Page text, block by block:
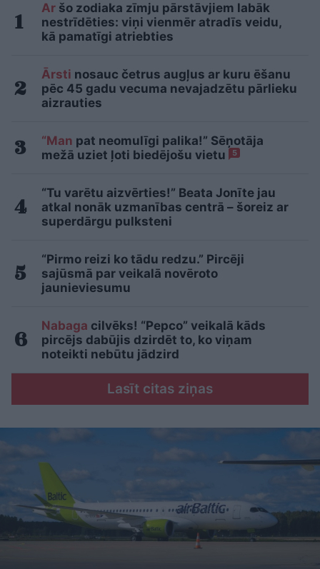
Ar šo zodiaka zīmju pārstāvjiem labāk
nestrīdēties: viņi vienmēr atradīs veidu,
kā pamatīgi atriebties
Ārsti nosauc četrus augļus ar kuru ēšanu
pēc 45 gadu vecuma nevajadzētu pārlieku
aizrauties
“Man pat neomulīgi palika!” Sēņotāja
mežā uziet ļoti biedējošu vietu
5
“Tu varētu aizvērties!” Beata Jonīte jau
atkal nonāk uzmanības centrā – šoreiz ar
superdārgu pulksteni
“Pirmo reizi ko tādu redzu.” Pircēji
sajūsmā par veikalā novēroto
jaunieviesumu
Nabaga cilvēks! “Pepco” veikalā kāds
pircējs dabūjis dzirdēt to, ko viņam
noteikti nebūtu jādzird
Lasīt citas ziņas